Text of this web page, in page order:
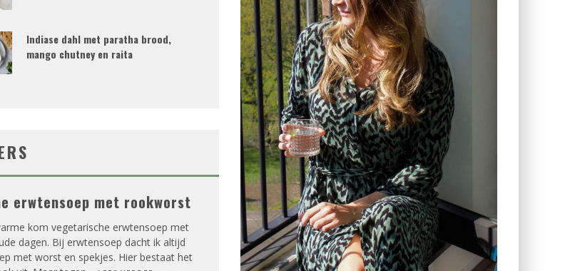
Indiase dahl met paratha brood,
mango chutney en raita
erwtensoep met rookworst
kom vegetarische erwtensoep met
dagen. Bij erwtensoep dacht ik altijd
met worst en spekjes. Hier bestaat het